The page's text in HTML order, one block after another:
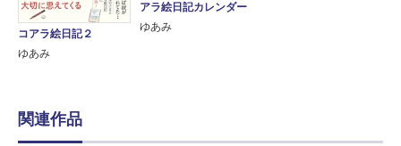
コアラ絵日記２
ゆあみ
アラ絵日記カレンダー
ゆあみ
関連作品